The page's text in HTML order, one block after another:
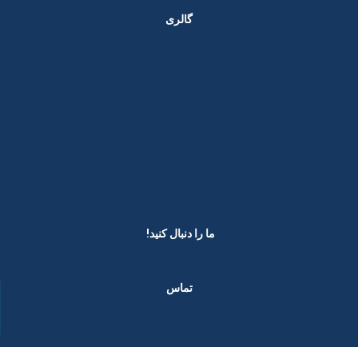
گالری
ما را دنبال کنید! ​
تماس